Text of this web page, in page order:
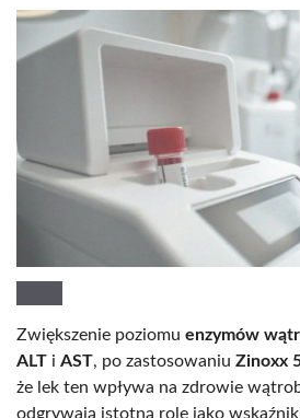
Zwiększenie poziomu enzymów
ALT i AST, po zastosowaniu Zinoxx
że lek ten wpływa na zdrowie
odgrywają istotną rolę jako